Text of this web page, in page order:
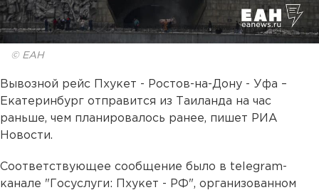
© ЕАН
Вывозной рейс Пхукет - Ростов-на-Дону - Уфа –
Екатеринбург отправится из Таиланда на час
раньше, чем планировалось ранее, пишет РИА
Новости.
Соответствующее сообщение было в telegram-
канале "Госуслуги: Пхукет - РФ", организованном